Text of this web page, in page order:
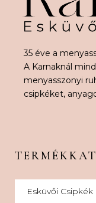
35 éve a
A Karnaknál
menyasszonyi
csipkéket,
Esküvői Csipkék